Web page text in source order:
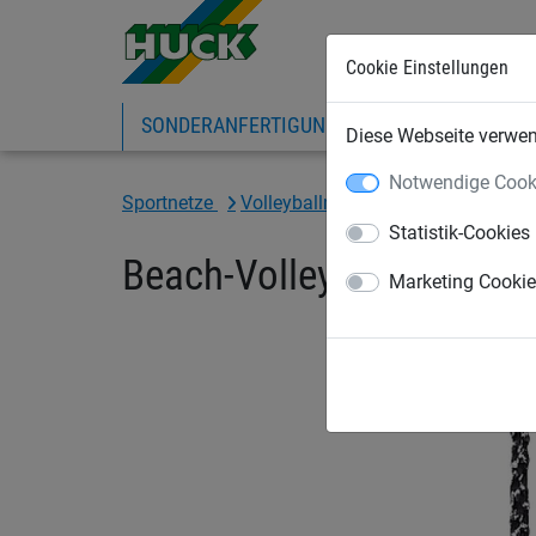
Cookie Einstellungen
Diese Webseite
Notwendige
Statistik-Cookies
Marketing
SONDERANFERTIGUNG SPORTNETZE
Sportnetze Volleyballnetze
Beach-Volleyball